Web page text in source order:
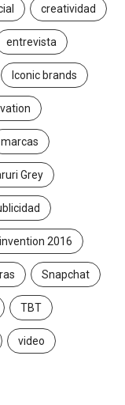
creatividad
entrevista
Iconic brands
marcas
Grey
2016
Snapchat
TBT
video